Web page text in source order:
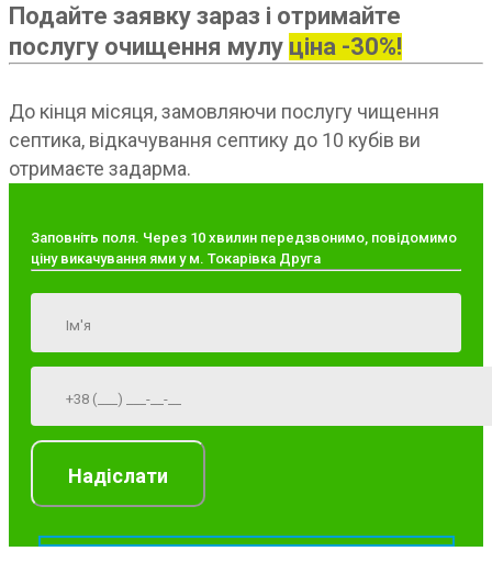
Подайте заявку зараз і отримайте
послугу очищення мулу ціна -30%!
До кінця місяця, замовляючи послугу чищення
септика, відкачування септику до 10 кубів ви
отримаєте задарма.
Заповніть поля. Через 10 хвилин передзвонимо, повідомимо
ціну викачування ями у м. Токарівка Друга